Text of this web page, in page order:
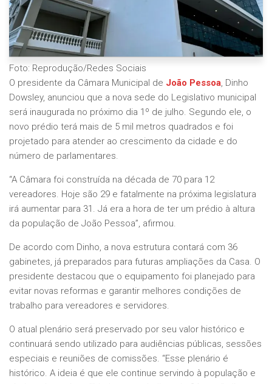
Foto: Reprodução/Redes Sociais
O presidente da Câmara Municipal de João Pessoa , Dinho
Dowsley, anunciou que a nova sede do Legislativo municipal
será inaugurada no próximo dia 1º de julho. Segundo ele, o
novo prédio terá mais de 5 mil metros quadrados e foi
projetado para atender ao crescimento da cidade e do
número de parlamentares.
“A Câmara foi construída na década de 70 para 12
vereadores. Hoje são 29 e fatalmente na próxima legislatura
irá aumentar para 31. Já era a hora de ter um prédio à altura
da população de João Pessoa”, afirmou.
De acordo com Dinho, a nova estrutura contará com 36
gabinetes, já preparados para futuras ampliações da Casa. O
presidente destacou que o equipamento foi planejado para
evitar novas reformas e garantir melhores condições de
trabalho para vereadores e servidores.
O atual plenário será preservado por seu valor histórico e
continuará sendo utilizado para audiências públicas, sessões
especiais e reuniões de comissões. “Esse plenário é
histórico. A ideia é que ele continue servindo à população e